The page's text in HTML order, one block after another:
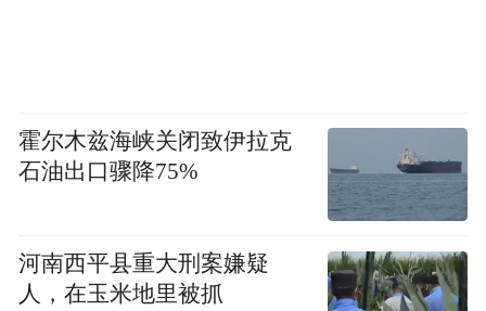
霍尔木兹海峡关闭致伊拉克
石油出口骤降75%
河南西平县重大刑案嫌疑
人，在玉米地里被抓